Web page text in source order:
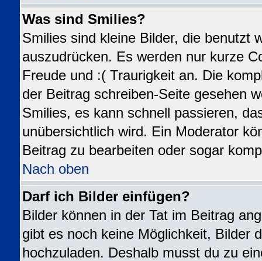
Was sind Smilies?
Smilies sind kleine Bilder, die benutzt
auszudrücken. Es werden nur kurze
Freude und :( Traurigkeit an. Die
der Beitrag schreiben-Seite gesehen
Smilies, es kann schnell passieren,
unübersichtlich wird. Ein Moderator
Beitrag zu bearbeiten oder sogar
Nach oben
Darf ich Bilder einfügen?
Bilder können in der Tat im Beitrag
gibt es noch keine Möglichkeit, Bilder
hochzuladen. Deshalb musst du zu